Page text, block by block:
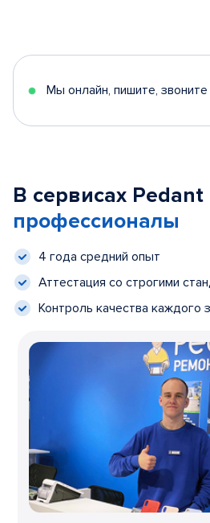
Мы онлайн, пишите, звоните
В сервисах
профессионалы
4 года средний опыт
Аттестация со строгими
Контроль качества каждого